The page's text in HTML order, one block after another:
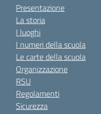
Presentazione
La storia
I luoghi
I numeri della scuola
Le carte della scuola
Organizzazione
RSU
Regolamenti
Sicurezza